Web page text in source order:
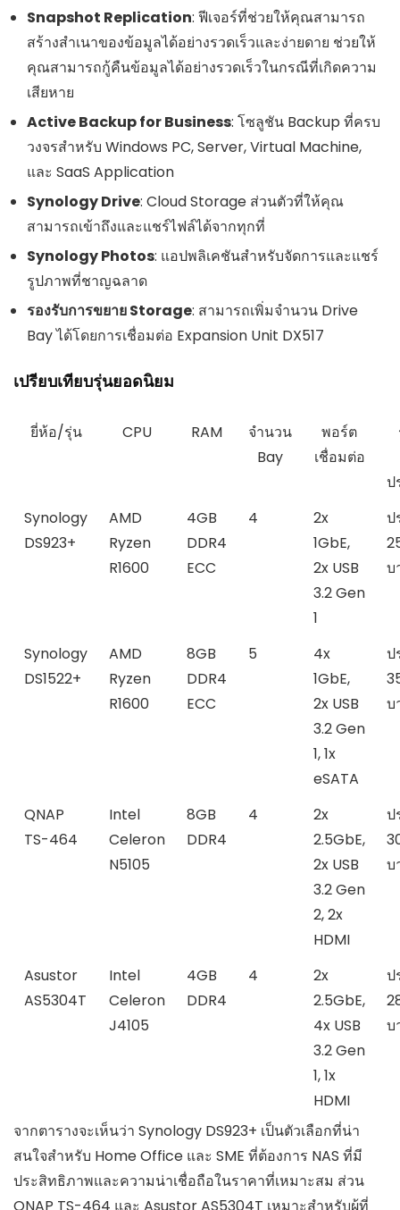
Snapshot Replication: ฟีเจอร์ที่ช่วยให้คุณสามารถ
สร้างสำเนาของข้อมูลได้อย่างรวดเร็วและง่ายดาย ช่วยให้
คุณสามารถกู้คืนข้อมูลได้อย่างรวดเร็วในกรณีที่เกิดความ
เสียหาย
Active Backup for Business: โซลูชัน Backup ที่ครบ
วงจรสำหรับ Windows PC, Server, Virtual Machine,
และ SaaS Application
Synology Drive: Cloud Storage ส่วนตัวที่ให้คุณ
สามารถเข้าถึงและแชร์ไฟล์ได้จากทุกที่
Synology Photos: แอปพลิเคชันสำหรับจัดการและแชร์
รูปภาพที่ชาญฉลาด
รองรับการขยาย Storage: สามารถเพิ่มจำนวน Drive
Bay ได้โดยการเชื่อมต่อ Expansion Unit DX517
เปรียบเทียบรุ่นยอดนิยม
ยี่ห้อ/รุ่น CPU RAM
จำนวน
Bay
พอร์ต
เชื่อมต่อ
ป
Synology
DS923+
AMD
Ryzen
R1600
4GB
DDR4
ECC
4
2x
1GbE,
2x USB
3.2 Gen
1
ป
บ
Synology
DS1522+
AMD
Ryzen
R1600
8GB
DDR4
ECC
5
4x
1GbE,
2x USB
3.2 Gen
1, 1x
eSATA
ป
บ
QNAP
TS-464
Intel
Celeron
N5105
8GB
DDR4
4
2x
2.5GbE,
2x USB
3.2 Gen
2, 2x
HDMI
ป
บ
Asustor
AS5304T
Intel
Celeron
J4105
4GB
DDR4
4
2x
2.5GbE,
4x USB
3.2 Gen
1, 1x
HDMI
ป
บ
จากตารางจะเห็นว่า Synology DS923+ เป็นตัวเลือกที่น่า
สนใจสำหรับ Home Office และ SME ที่ต้องการ NAS ที่มี
ประสิทธิภาพและความน่าเชื่อถือในราคาที่เหมาะสม ส่วน